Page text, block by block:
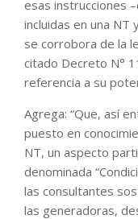
esas instrucciones
incluidas en una NT
se corrobora de la
citado Decreto N°
referencia a su
Agrega: “Que, así
puesto en
NT, un aspecto
denominada
las consultantes
las generadoras,